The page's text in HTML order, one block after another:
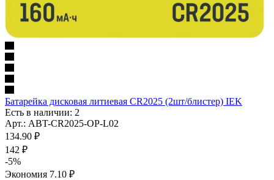
Батарейка дисковая литиевая CR2025 (2шт/блистер) IEK
Есть в наличии: 2
Арт.: ABT-CR2025-OP-L02
134.90 ₽
142 ₽
-5%
Экономия 7.10 ₽